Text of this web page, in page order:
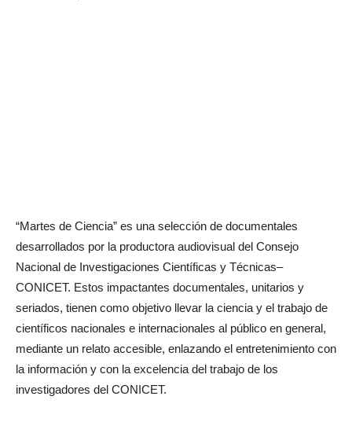
“Martes de Ciencia” es una selección de documentales
desarrollados por la productora audiovisual del Consejo
Nacional de Investigaciones Científicas y Técnicas–
CONICET. Estos impactantes documentales, unitarios y
seriados, tienen como objetivo llevar la ciencia y el trabajo de
científicos nacionales e internacionales al público en general,
mediante un relato accesible, enlazando el entretenimiento con
la información y con la excelencia del trabajo de los
investigadores del CONICET.